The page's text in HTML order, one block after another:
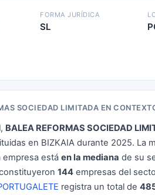
FORMA JURÍDICA
SL
SOCIEDAD LIMITADA EN
BALEA REFORMAS SOCIEDAD
en BIZKAIA durante 2025. La
empresa está en la mediana de su
144 empresas del
registra un total de